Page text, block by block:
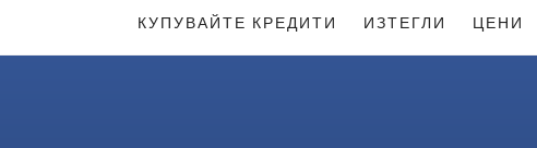
КУПУВАЙТЕ КРЕДИТИ ИЗТЕГЛИ ЦЕНИ